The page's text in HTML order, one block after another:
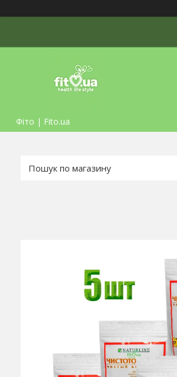
Фіто | Fito.ua